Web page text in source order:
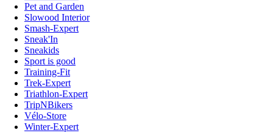
Pet and Garden
Slowood Interior
Smash-Expert
Sneak'In
Sneakids
Sport is good
Training-Fit
Trek-Expert
Triathlon-Expert
TripNBikers
Vélo-Store
Winter-Expert